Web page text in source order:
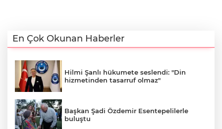
En Çok Okunan Haberler
Hilmi Şanlı hükumete seslendi: "Din
hizmetinden tasarruf olmaz"
Başkan Şadi Özdemir Esentepelilerle
buluştu